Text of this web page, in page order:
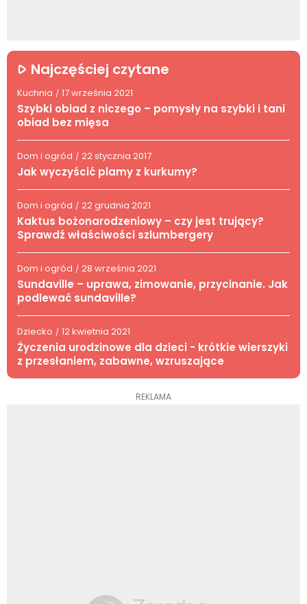
Najczęściej czytane
Kuchnia / 17 września 2021
Szybki obiad z niczego – pomysły na szybki i tani
obiad bez mięsa
Dom i ogród / 22 stycznia 2017
Jak wyczyścić plamy z kurkumy?
Dom i ogród / 22 grudnia 2021
Kaktus bożonarodzeniowy – czy jest trujący?
Sprawdź właściwości szlumbergery
Dom i ogród / 28 września 2021
Sundaville – uprawa, zimowanie, przycinanie. Jak
podlewać sundaville?
Dziecko / 12 kwietnia 2021
Życzenia urodzinowe dla dzieci - krótkie wierszyki
z przesłaniem, zabawne, wzruszające
REKLAMA